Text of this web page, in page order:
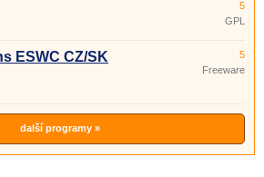
5
GPL
ESWC CZ/SK
5
Freeware
další programy »